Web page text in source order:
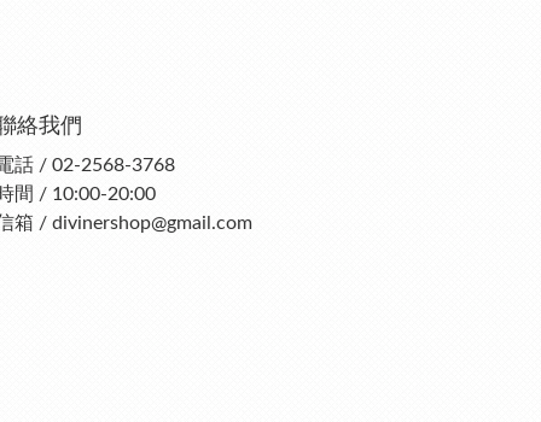
絡我們
話 / 02-2568-3768
間 / 10:00-20:00
箱 / divinershop@gmail.com